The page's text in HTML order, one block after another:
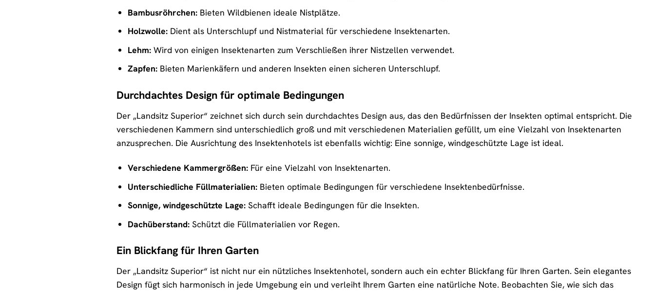
Bambusröhrchen:Bieten Wildbienen ideale Nistplätze.
Holzwolle:Dient als Unterschlupf und Nistmaterial für verschiedene Insektenarten.
Lehm:Wird von einigen Insektenarten zum Verschließen ihrer Nistzellen verwendet.
Zapfen:Bieten Marienkäfern und anderen Insekten einen sicheren Unterschlupf.
Durchdachtes Design für optimale Bedingungen
Der „Landsitz Superior“ zeichnet sich durch sein durchdachtes Design aus, das den Bedürfnissen der Insekten optimal entspricht. Die
verschiedenen Kammern sind unterschiedlich groß und mit verschiedenen Materialien gefüllt, um eine Vielzahl von Insektenarten
anzusprechen. Die Ausrichtung des Insektenhotels ist ebenfalls wichtig: Eine sonnige, windgeschützte Lage ist ideal.
Verschiedene Kammergrößen:Für eine Vielzahl von Insektenarten.
Unterschiedliche Füllmaterialien:Bieten optimale Bedingungen für verschiedene Insektenbedürfnisse.
Sonnige, windgeschützte Lage:Schafft ideale Bedingungen für die Insekten.
Dachüberstand:Schützt die Füllmaterialien vor Regen.
Ein Blickfang für Ihren Garten
Der „Landsitz Superior“ ist nicht nur ein nützliches Insektenhotel, sondern auch ein echter Blickfang für Ihren Garten. Sein elegantes
Design fügt sich harmonisch in jede Umgebung ein und verleiht Ihrem Garten eine natürliche Note. Beobachten Sie, wie sich das